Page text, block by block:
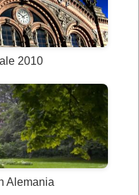
2010
Alemania